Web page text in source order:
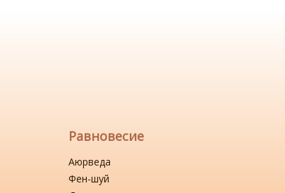
Равновесие
Аюрведа
Фен-шуй